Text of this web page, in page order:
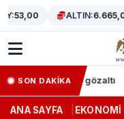
53,00 ALTIN:6.665,00
SON DAKİKA
64 gözaltı
ANA SAYFA EKONOMI